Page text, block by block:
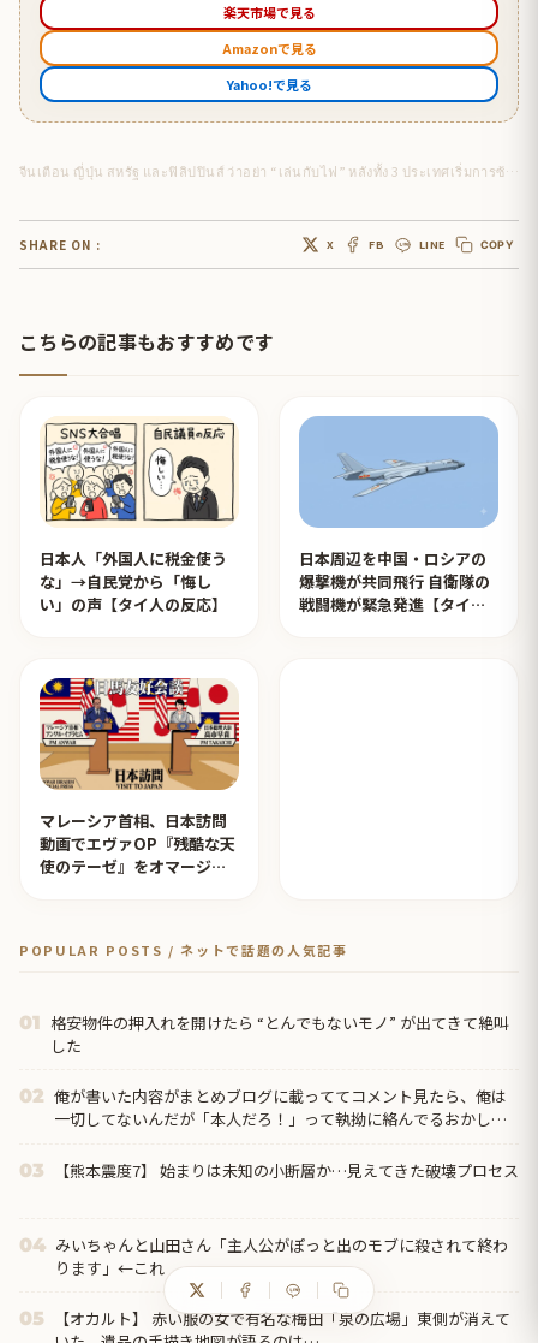
楽天市場で見る
Amazonで見る
Yahoo!で見る
จีนเตือน ญี่ปุ่น สหรัฐ และฟิลิปปินส์ ว่าอย่า “เล่นกับไฟ” หลังทั้ง 3 ประเทศเริ่มการซ้อมรบร่วมประจำปีขนาดใหญ่เมื่อวันที่ 20 เม.ย. 2026
SHARE ON : X FB LINE COPY
こちらの記事もおすすめです
日本人「外国人に税金使う
な」→自民党から「悔し
い」の声【タイ人の反応】
日本周辺を中国・ロシアの
爆撃機が共同飛行 自衛隊の
戦闘機が緊急発進【タイ人
マレーシア首相、日本訪問
動画でエヴァOP『残酷な天
使のテーゼ』をオマージュ
POPULAR POSTS / ネットで話題の人気記事
01 格安物件の押入れを開けたら “とんでもないモノ” が出てきて絶叫
した
02 俺が書いた内容がまとめブログに載っててコメント見たら、俺は
一切してないんだが「本人だろ！」って執拗に絡んでるおかしな
03 【熊本震度7】 始まりは未知の小断層か…見えてきた破壊プロセス
04 みいちゃんと山田さん「主人公がぽっと出のモブに殺されて終わ
ります」←これ
05
【オカルト】 赤い服の女で有名な梅田「泉の広場」東側が消えて